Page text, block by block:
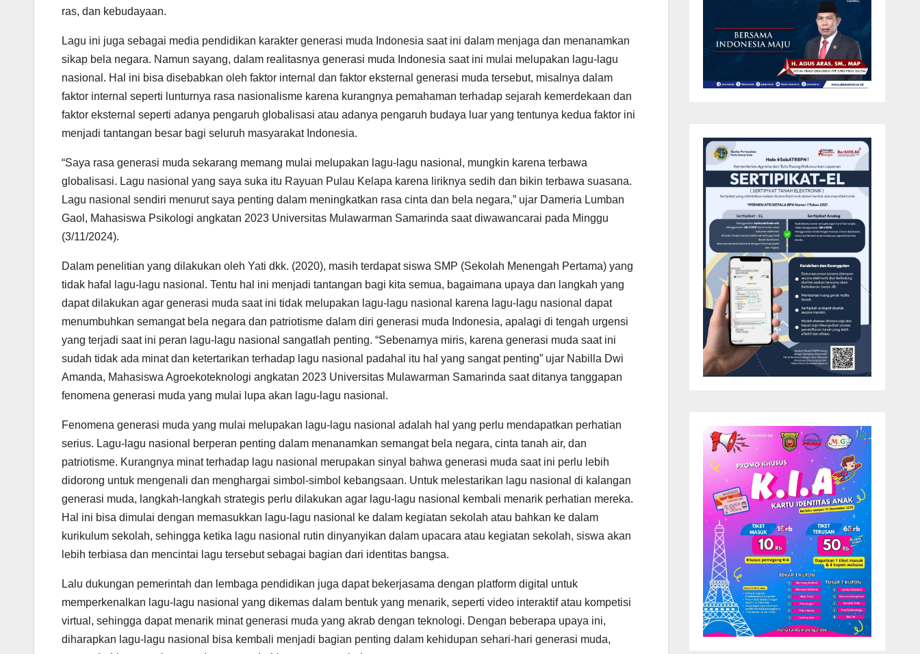
ras, dan kebudayaan.
Lagu ini juga sebagai media pendidikan karakter generasi muda Indonesia saat ini dalam menjaga dan menanamkan
sikap bela negara. Namun sayang, dalam realitasnya generasi muda Indonesia saat ini mulai melupakan lagu-lagu
nasional. Hal ini bisa disebabkan oleh faktor internal dan faktor eksternal generasi muda tersebut, misalnya dalam
faktor internal seperti lunturnya rasa nasionalisme karena kurangnya pemahaman terhadap sejarah kemerdekaan dan
faktor eksternal seperti adanya pengaruh globalisasi atau adanya pengaruh budaya luar yang tentunya kedua faktor ini
menjadi tantangan besar bagi seluruh masyarakat Indonesia.
“Saya rasa generasi muda sekarang memang mulai melupakan lagu-lagu nasional, mungkin karena terbawa
globalisasi. Lagu nasional yang saya suka itu Rayuan Pulau Kelapa karena liriknya sedih dan bikin terbawa suasana.
Lagu nasional sendiri menurut saya penting dalam meningkatkan rasa cinta dan bela negara,” ujar Dameria Lumban
Gaol, Mahasiswa Psikologi angkatan 2023 Universitas Mulawarman Samarinda saat diwawancarai pada Minggu
(3/11/2024).
Dalam penelitian yang dilakukan oleh Yati dkk. (2020), masih terdapat siswa SMP (Sekolah Menengah Pertama) yang
tidak hafal lagu-lagu nasional. Tentu hal ini menjadi tantangan bagi kita semua, bagaimana upaya dan langkah yang
dapat dilakukan agar generasi muda saat ini tidak melupakan lagu-lagu nasional karena lagu-lagu nasional dapat
menumbuhkan semangat bela negara dan patriotisme dalam diri generasi muda Indonesia, apalagi di tengah urgensi
yang terjadi saat ini peran lagu-lagu nasional sangatlah penting. “Sebenarnya miris, karena generasi muda saat ini
sudah tidak ada minat dan ketertarikan terhadap lagu nasional padahal itu hal yang sangat penting” ujar Nabilla Dwi
Amanda, Mahasiswa Agroekoteknologi angkatan 2023 Universitas Mulawarman Samarinda saat ditanya tanggapan
fenomena generasi muda yang mulai lupa akan lagu-lagu nasional.
Fenomena generasi muda yang mulai melupakan lagu-lagu nasional adalah hal yang perlu mendapatkan perhatian
serius. Lagu-lagu nasional berperan penting dalam menanamkan semangat bela negara, cinta tanah air, dan
patriotisme. Kurangnya minat terhadap lagu nasional merupakan sinyal bahwa generasi muda saat ini perlu lebih
didorong untuk mengenali dan menghargai simbol-simbol kebangsaan. Untuk melestarikan lagu nasional di kalangan
generasi muda, langkah-langkah strategis perlu dilakukan agar lagu-lagu nasional kembali menarik perhatian mereka.
Hal ini bisa dimulai dengan memasukkan lagu-lagu nasional ke dalam kegiatan sekolah atau bahkan ke dalam
kurikulum sekolah, sehingga ketika lagu nasional rutin dinyanyikan dalam upacara atau kegiatan sekolah, siswa akan
lebih terbiasa dan mencintai lagu tersebut sebagai bagian dari identitas bangsa.
Lalu dukungan pemerintah dan lembaga pendidikan juga dapat bekerjasama dengan platform digital untuk
memperkenalkan lagu-lagu nasional yang dikemas dalam bentuk yang menarik, seperti video interaktif atau kompetisi
virtual, sehingga dapat menarik minat generasi muda yang akrab dengan teknologi. Dengan beberapa upaya ini,
diharapkan lagu-lagu nasional bisa kembali menjadi bagian penting dalam kehidupan sehari-hari generasi muda,